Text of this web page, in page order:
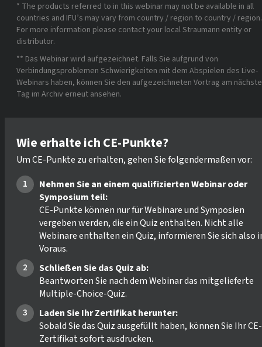
* The products referred to in this webinar may not be available in all
countries and IFU’s may vary from country / region to country / region.
For more information please contact your local Straumann entity or
distributor.
** Das Webinar wird aufgezeichnet. Falls Sie aufgrund von
Verbindungsproblemen Schwierigkeiten mit dem Abspielen des Live-
Webinars haben, können Sie den aufgezeichneten Vortrag am
Tag im Archiv erneut ansehen.
Wie erhalte ich CE-Punkte?
Um CE-Punkte zu erhalten, gehen Sie folgendermaßen vor:
Nehmen Sie an einem qualifizierten Webinar oder
Symposium teil:
CE-Punkte können nur für Webinare und Symposien
vergeben werden, die ein Quiz enthalten. Nicht alle
Webinare enthalten ein Quiz, informieren Sie sich also
Voraus.
Schließen Sie das Quiz ab:
Beantworten Sie nach dem Webinar das mitgelieferte
Multiple-Choice-Quiz.
Laden Sie Ihr Zertifikat herunter:
Sobald Sie das Quiz ausgefüllt haben, können Sie Ihr CE-
Zertifikat sofort ausdrucken.